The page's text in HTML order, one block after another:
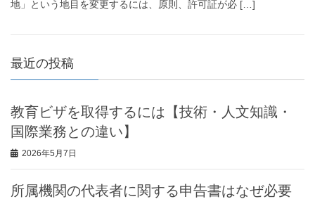
地」という地目を変更するには、原則、許可証が必 […]
最近の投稿
教育ビザを取得するには【技術・人文知識・
国際業務との違い】
2026年5月7日
所属機関の代表者に関する申告書はなぜ必要